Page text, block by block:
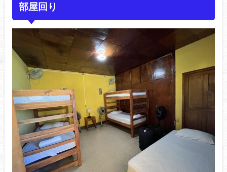
部屋回り